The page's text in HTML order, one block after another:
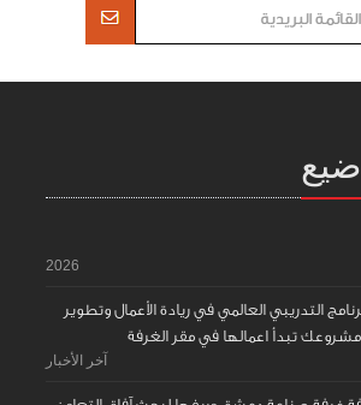
2026
التدريبي العالمي في ريادة الأعمال وتطوير
تبدأ اعمالها في مقر الغرفة
آخر الأخبار